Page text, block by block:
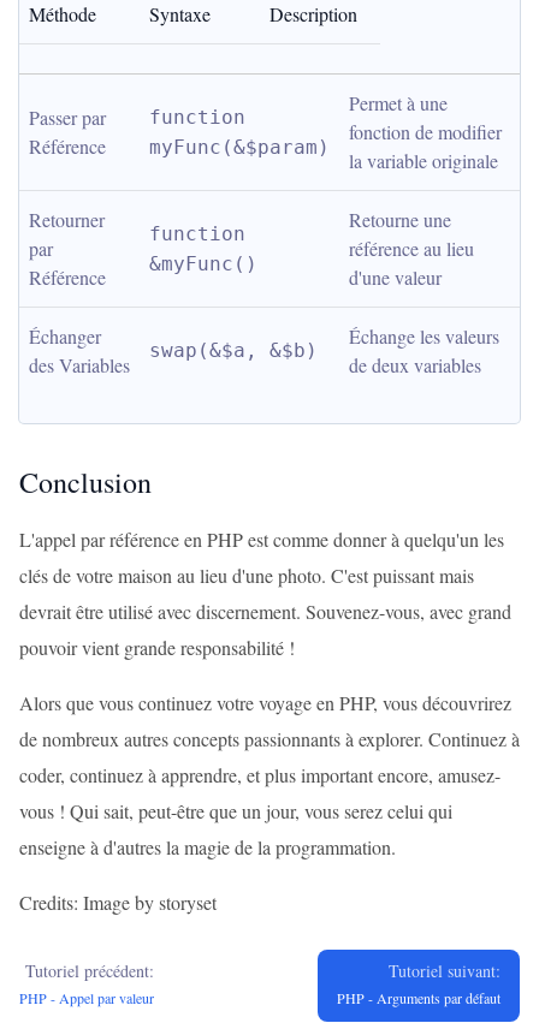
Méthode Syntaxe Description
Passer par
Référence
function
myFunc(&$param)
Permet à une
fonction de modifier
la variable originale
Retourner
par
Référence
function
&myFunc()
Retourne une
référence au lieu
d'une valeur
Échanger
des Variables
swap(&$a, &$b)
Échange les valeurs
de deux variables
Conclusion
L'appel par référence en PHP est comme donner à quelqu'un les
clés de votre maison au lieu d'une photo. C'est puissant mais
devrait être utilisé avec discernement. Souvenez-vous, avec grand
pouvoir vient grande responsabilité !
Alors que vous continuez votre voyage en PHP, vous découvrirez
de nombreux autres concepts passionnants à explorer. Continuez à
coder, continuez à apprendre, et plus important encore, amusez-
vous ! Qui sait, peut-être que un jour, vous serez celui qui
enseigne à d'autres la magie de la programmation.
Credits: Image by storyset
Tutoriel précédent:
PHP - Appel par valeur
Tutoriel suivant:
PHP - Arguments par défaut